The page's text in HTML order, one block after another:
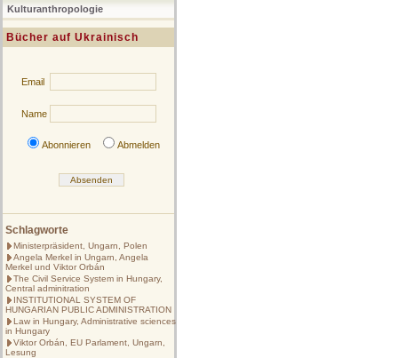
Kulturanthropologie
Bücher auf Ukrainisch
Email
Name
Abonnieren Abmelden
Schlagworte
Ministerpräsident, Ungarn, Polen
Angela Merkel in Ungarn, Angela
Merkel und Viktor Orbán
The Civil Service System in Hungary,
Central adminitration
INSTITUTIONAL SYSTEM OF
HUNGARIAN PUBLIC ADMINISTRATION
Law in Hungary, Administrative sciences
in Hungary
Viktor Orbán, EU Parlament, Ungarn,
Lesung